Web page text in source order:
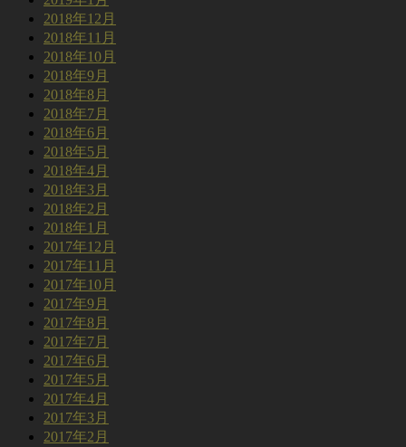
2018年12月
2018年11月
2018年10月
2018年9月
2018年8月
2018年7月
2018年6月
2018年5月
2018年4月
2018年3月
2018年2月
2018年1月
2017年12月
2017年11月
2017年10月
2017年9月
2017年8月
2017年7月
2017年6月
2017年5月
2017年4月
2017年3月
2017年2月